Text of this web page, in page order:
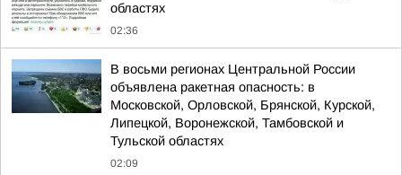
областях
02:36
В восьми регионах Центральной России
объявлена ракетная опасность: в
Московской, Орловской, Брянской, Курской,
Липецкой, Воронежской, Тамбовской и
Тульской областях
02:09